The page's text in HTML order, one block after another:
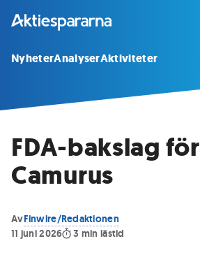
NyheterAnalyserAktiviteter
FDA-bakslag för
Camurus
AvFinwire/Redaktionen
11 juni 2026
3 min lästid